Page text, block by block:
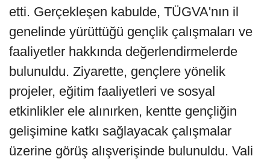
etti. Gerçekleşen kabulde, TÜGVA'nın il
genelinde yürüttüğü gençlik çalışmaları ve
faaliyetler hakkında değerlendirmelerde
bulunuldu. Ziyarette, gençlere yönelik
projeler, eğitim faaliyetleri ve sosyal
etkinlikler ele alınırken, kentte gençliğin
gelişimine katkı sağlayacak çalışmalar
üzerine görüş alışverişinde bulunuldu. Vali